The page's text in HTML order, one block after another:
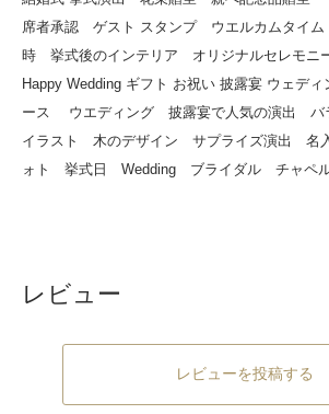
席者承認 ゲスト スタンプ ウエルカムタイ
時 挙式後のインテリア オリジナルセレモニ
Happy Wedding ギフト お祝い 披露宴 ウェデ
ース ウエディング 披露宴で人気の演出 バ
イラスト 木のデザイン サプライズ演出 名
ォト 挙式日 Wedding ブライダル チャペ
レビュー
レビューを投稿する